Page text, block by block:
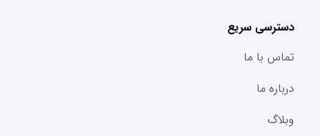
دسترسی سریع
تماس با ما
درباره ما
وبلاگ